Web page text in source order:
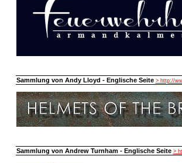
Sammlung von Andy Lloyd - Englische Seite > http://
Sammlung von Andrew Turnham - Englische Seite >